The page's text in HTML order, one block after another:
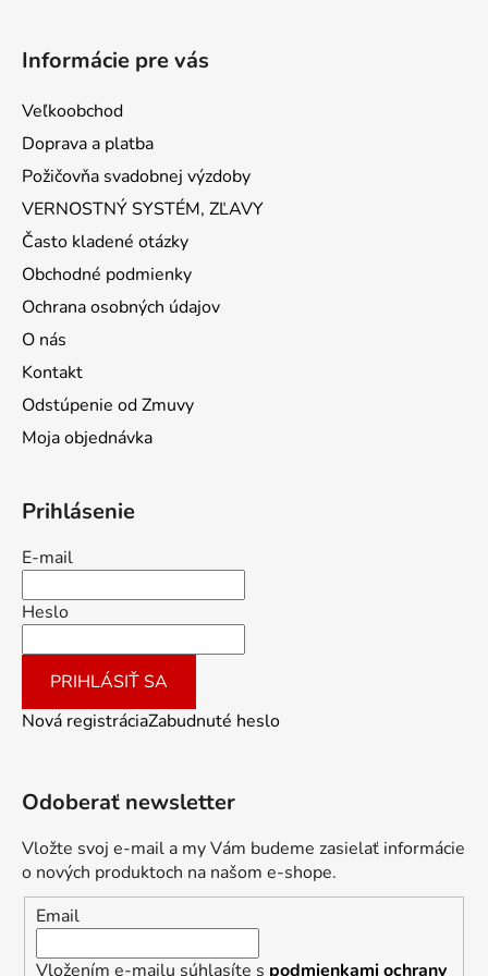
Informácie pre vás
Veľkoobchod
Doprava a platba
Požičovňa svadobnej výzdoby
VERNOSTNÝ SYSTÉM, ZĽAVY
Často kladené otázky
Obchodné podmienky
Ochrana osobných údajov
O nás
Kontakt
Odstúpenie od Zmuvy
Moja objednávka
Prihlásenie
E-mail
Heslo
PRIHLÁSIŤ SA
Nová registráciaZabudnuté heslo
Odoberať newsletter
Vložte svoj e-mail a my Vám budeme zasielať informácie
o nových produktoch na našom e-shope.
Email
Vložením e-mailu súhlasíte s podmienkami ochrany